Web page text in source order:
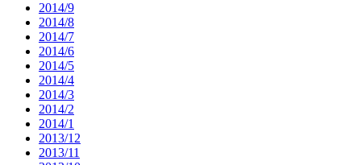
2014/9
2014/8
2014/7
2014/6
2014/5
2014/4
2014/3
2014/2
2014/1
2013/12
2013/11